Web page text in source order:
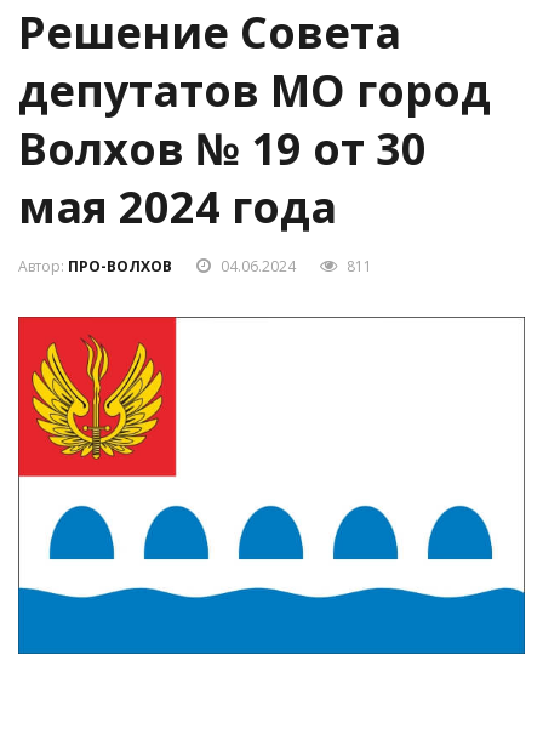
Решение Совета
депутатов МО город
Волхов № 19 от 30
мая 2024 года
Автор: ПРО-ВОЛХОВ 04.06.2024 811